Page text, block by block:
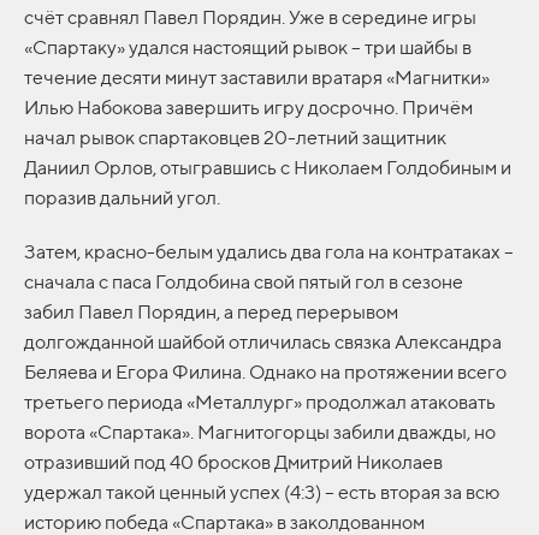
счёт сравнял Павел Порядин. Уже в середине игры
«Спартаку» удался настоящий рывок – три шайбы в
течение десяти минут заставили вратаря «Магнитки»
Илью Набокова завершить игру досрочно. Причём
начал рывок спартаковцев 20-летний защитник
Даниил Орлов, отыгравшись с Николаем Голдобиным и
поразив дальний угол.
Затем, красно-белым удались два гола на контратаках –
сначала с паса Голдобина свой пятый гол в сезоне
забил Павел Порядин, а перед перерывом
долгожданной шайбой отличилась связка Александра
Беляева и Егора Филина. Однако на протяжении всего
третьего периода «Металлург» продолжал атаковать
ворота «Спартака». Магнитогорцы забили дважды, но
отразивший под 40 бросков Дмитрий Николаев
удержал такой ценный успех (4:3) – есть вторая за всю
историю победа «Спартака» в заколдованном